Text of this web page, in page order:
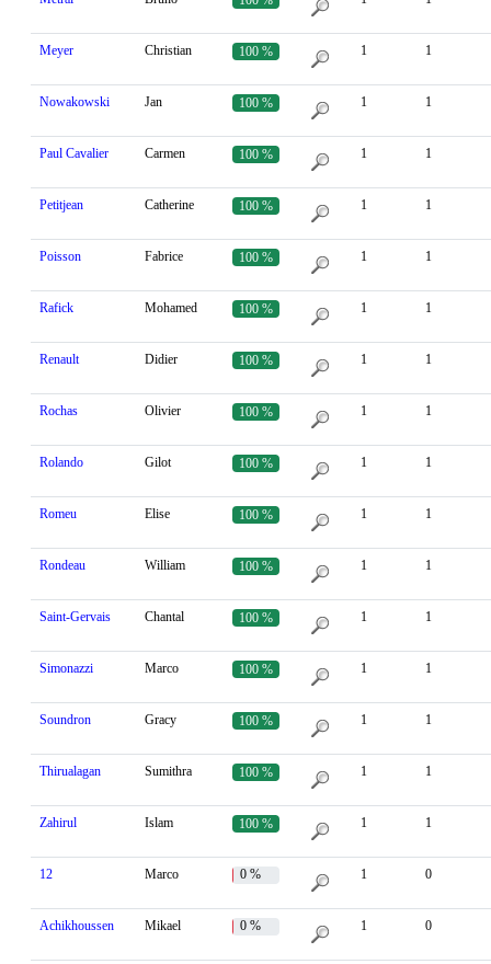
Meyer Christian 100 % 1 1
Nowakowski Jan 100 % 1 1
Paul Cavalier Carmen 100 % 1 1
Petitjean Catherine 100 % 1 1
Poisson Fabrice 100 % 1 1
Rafick Mohamed 100 % 1 1
Renault Didier 100 % 1 1
Rochas Olivier 100 % 1 1
Rolando Gilot 100 % 1 1
Romeu Elise 100 % 1 1
Rondeau William 100 % 1 1
Saint-Gervais Chantal 100 % 1 1
Simonazzi Marco 100 % 1 1
Soundron Gracy 100 % 1 1
Thirualagan Sumithra 100 % 1 1
Zahirul Islam 100 % 1 1
12 Marco 0 % 1 0
Achikhoussen Mikael 0 % 1 0